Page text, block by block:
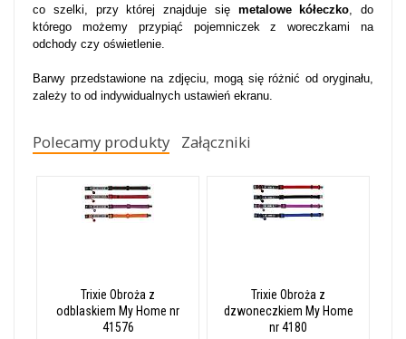
co szelki, przy której znajduje się metalowe kółeczko, do
którego możemy przypiąć pojemniczek z woreczkami na
odchody czy oświetlenie.
Barwy przedstawione na zdjęciu, mogą się różnić od oryginału,
zależy to od indywidualnych ustawień ekranu.
Polecamy produkty Załączniki
Trixie Obroża z
odblaskiem My Home nr
41576
Trixie Obroża z
dzwoneczkiem My Home
nr 4180